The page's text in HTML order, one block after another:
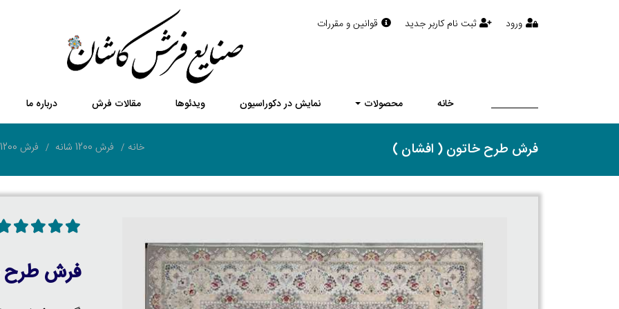
ورود ثبت نام کاربر جدید قوانین و مقررات
خانه محصولات نمایش در دکوراسیون ویدئوها مقالات فرش درباره ما
فرش طرح خاتون ( افشان ) خانه فرش 1200 شانه فرش 1200 شانه گل برجسته
فرش طرح